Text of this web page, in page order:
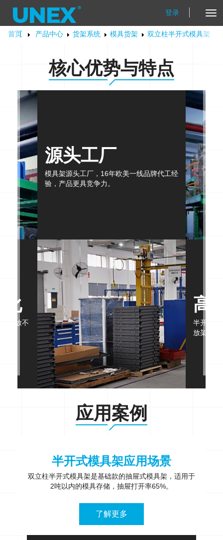
登录
首页 产品中心 货架系统 模具货架 双立柱半开式模具架
核心优势与特点
存放不
源头工厂
模具架源头工厂，16年欧美一线品牌代工经
验，产品更具竞争力。
高
半开式抽
放架的
应用案例
半开式模具架应用场景
双立柱半开式模具架是基础款的抽屉式模具架，适用于
2吨以内的模具存储，抽屉打开率65%。
了解更多